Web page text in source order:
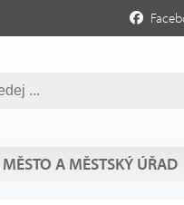
MĚSTO A MĚSTSKÝ ÚŘAD